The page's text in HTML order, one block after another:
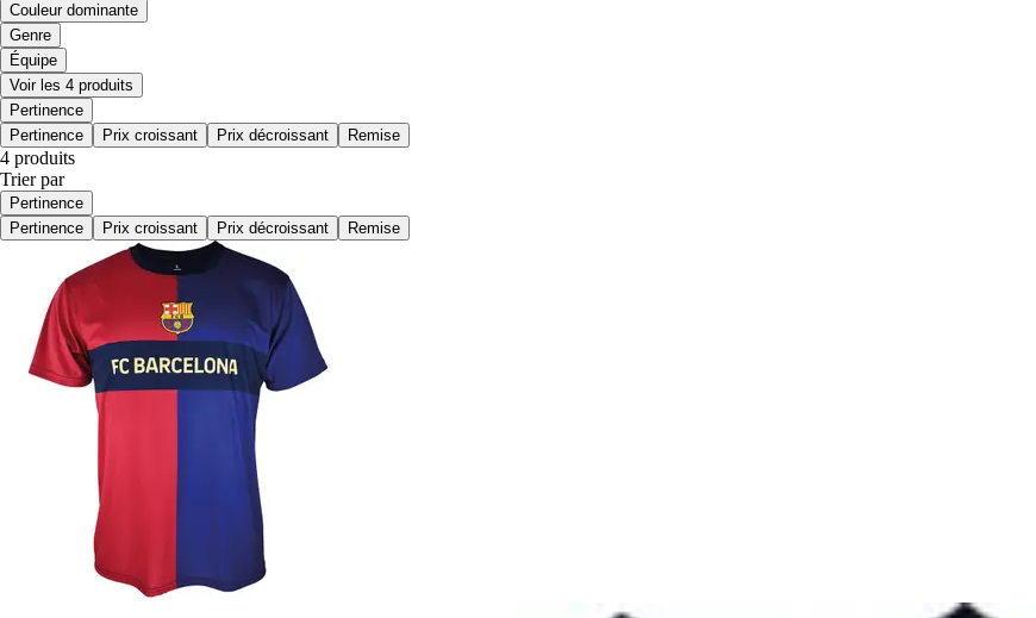
Couleur dominante
Genre
Équipe
Voir les 4 produits
Pertinence
Pertinence
Prix croissant Prix décroissant Remise
4 produits
Trier par
Pertinence
Pertinence
Prix croissant Prix décroissant Remise